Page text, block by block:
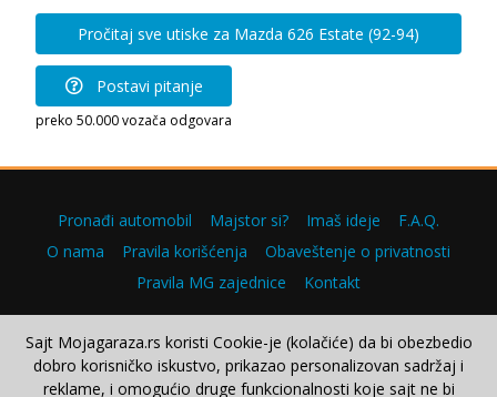
Pročitaj sve utiske za Mazda 626 Estate (92-94)
Postavi pitanje
preko 50.000 vozača odgovara
Pronađi automobil Majstor si? Imaš ideje
F.A.Q.
O nama
Pravila korišćenja
Obaveštenje o privatnosti
Pravila MG zajednice
Kontakt
Copyright © 2000–2026.
Sajt Mojagaraza.rs koristi Cookie-je (kolačiće) da bi obezbedio
dobro korisničko iskustvo, prikazao personalizovan sadržaj i
reklame, i omogućio druge funkcionalnosti koje sajt ne bi